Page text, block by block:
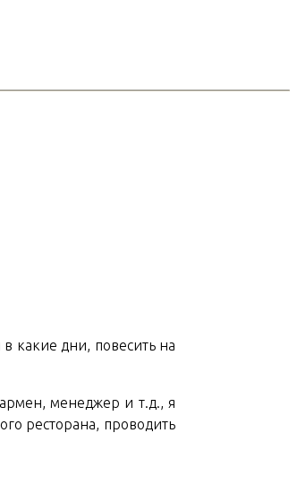
какие дни, повесить на
менеджер и т.д., я
ресторана, проводить